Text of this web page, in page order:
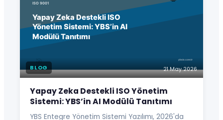
BLOG 21 May 2026
Yapay Zeka Destekli ISO Yönetim
Sistemi: YBS’in AI Modülü Tanıtımı
YBS Entegre Yönetim Sistemi Yazılımı, 2026'da